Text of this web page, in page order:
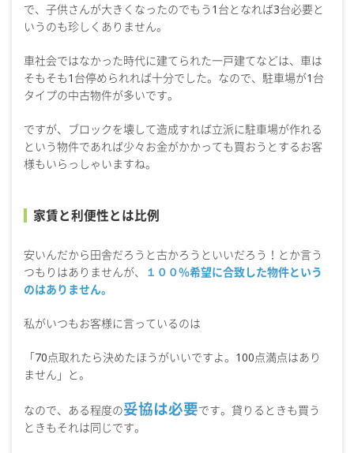
で、子供さんが大きくなったのでもう1台となれば3台必要と
いうのも珍しくありません。
車社会ではなかった時代に建てられた一戸建てなどは、車は
そもそも1台停められれば十分でした。なので、駐車場が1台
タイプの中古物件が多いです。
ですが、ブロックを壊して造成すれば立派に駐車場が作れる
という物件であれば少々お金がかかっても買おうとするお客
様もいらっしゃいますね。
家賃と利便性とは比例
安いんだから田舎だろうと古かろうといいだろう！とか言う
つもりはありませんが、
１００％希望に合致した物件という
のはありません。
私がいつもお客様に言っているのは
「70点取れたら決めたほうがいいですよ。100点満点はあり
ません」と。
なので、ある程度の妥協は必要です。貸りるときも買う
ときもそれは同じです。